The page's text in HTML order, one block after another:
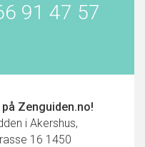
91 47 57
på Zenguiden.no!
i Akershus,
16 1450